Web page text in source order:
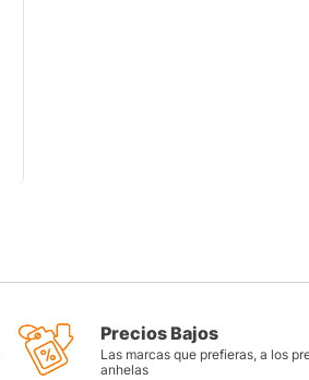
Precios Bajos
Las marcas que prefieras, a los
anhelas